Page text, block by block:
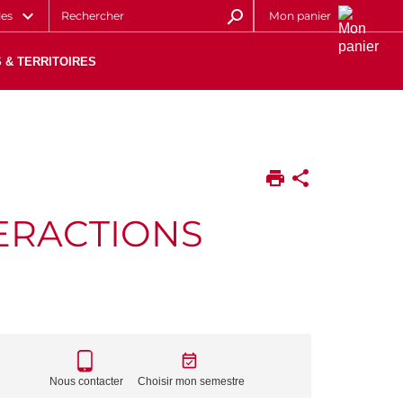
Mon panier
& TERRITOIRES
CALL
TO
Nous contacter Choisir mon semestre